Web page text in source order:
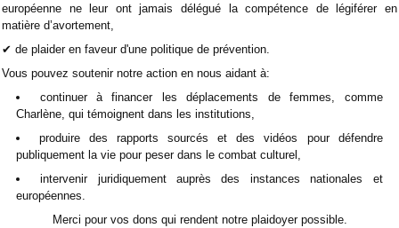
européenne ne leur ont jamais délégué la compétence de légiférer en
matière d’avortement,
✔ de plaider en faveur d'une politique de prévention.
Vous pouvez soutenir notre action en nous aidant à:
continuer à financer les déplacements de femmes, comme
Charlène, qui témoignent dans les institutions,
produire des rapports sourcés et des vidéos pour défendre
publiquement la vie pour peser dans le combat culturel,
intervenir juridiquement auprès des instances nationales et
européennes.
Merci pour vos dons qui rendent notre plaidoyer possible.